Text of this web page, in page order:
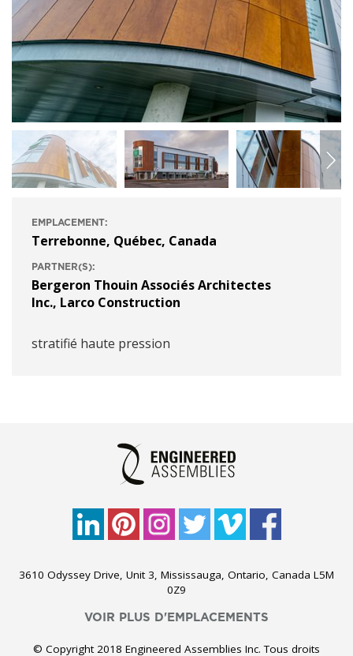
EMPLACEMENT:
Terrebonne, Québec, Canada
PARTNER(S):
Bergeron Thouin Associés Architectes
Inc., Larco Construction
stratifié haute pression
3610 Odyssey Drive, Unit 3, Mississauga, Ontario, Canada L5M
0Z9
VOIR PLUS D'EMPLACEMENTS
© Copyright 2018 Engineered Assemblies Inc. Tous droits